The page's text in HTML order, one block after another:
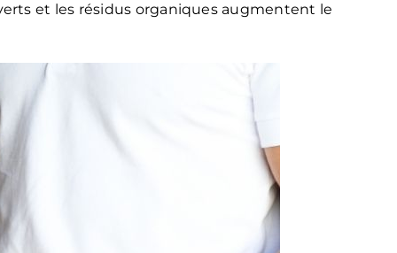
et les résidus organiques augmentent le